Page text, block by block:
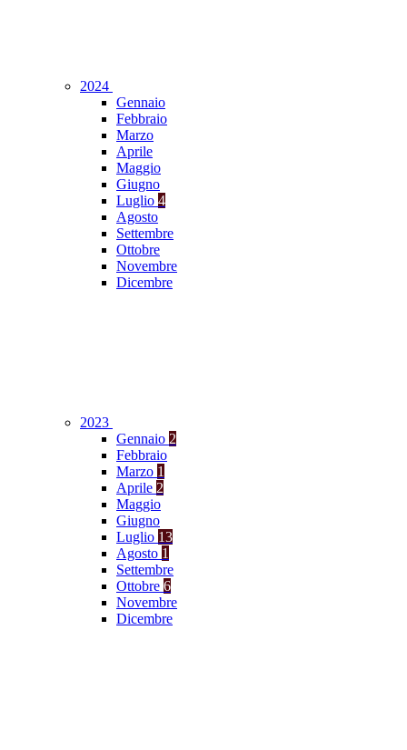
2024
Gennaio
Febbraio
Marzo
Aprile
Maggio
Giugno
Luglio 4
Agosto
Settembre
Ottobre
Novembre
Dicembre
2023
Gennaio 2
Febbraio
Marzo 1
Aprile 2
Maggio
Giugno
Luglio 13
Agosto 1
Settembre
Ottobre 6
Novembre
Dicembre